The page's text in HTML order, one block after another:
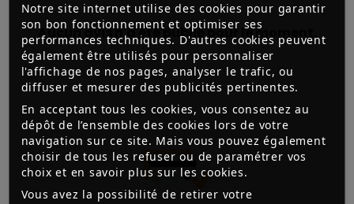
Notre site internet utilise des cookies pour garantir
son bon fonctionnement et optimiser ses
performances techniques. D'autres cookies peuvent
également être utilisés pour personnaliser
l'affichage de nos pages, analyser le trafic, ou
diffuser et mesurer des publicités pertinentes.
En acceptant tous les cookies, vous consentez au
dépôt de l’ensemble des cookies lors de votre
navigation sur ce site. Mais vous pouvez également
choisir de tous les refuser ou de paramétrer vos
choix et en savoir plus sur les cookies.
Vous avez la possibilité de retirer votre
Aucun avis n'a été publié pour le moment.